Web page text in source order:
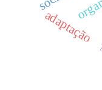
adaptação